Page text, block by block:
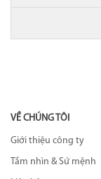
VỀ CHÚNG TÔI
Giới thiệu công ty
Tầm nhìn & Sứ mệnh